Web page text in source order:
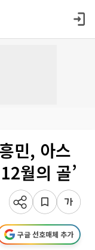
민, 아스
월의 골’
구글 선호매체 추가